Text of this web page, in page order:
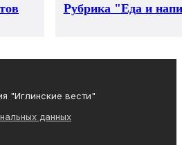
Рубрика "Еда и
"Иглинские вести"
данных